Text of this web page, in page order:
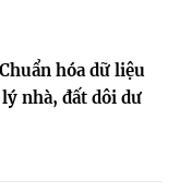
hóa dữ liệu
nhà, đất dôi dư